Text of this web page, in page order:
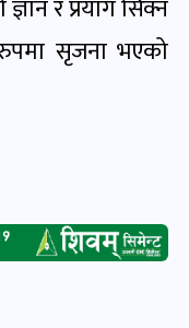
र प्रयाग सिक्न
सृजना भएको